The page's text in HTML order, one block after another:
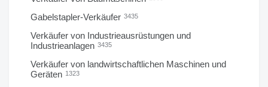
Gabelstapler-Verkäufer 3435
Verkäufer von Industrieausrüstungen und
Industrieanlagen 3435
Verkäufer von landwirtschaftlichen Maschinen und
Geräten 1323